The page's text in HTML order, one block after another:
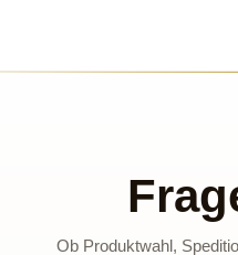
Ob Produktwahl,